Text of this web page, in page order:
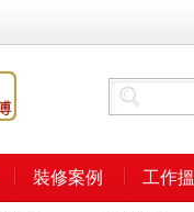
裝修案例 工作